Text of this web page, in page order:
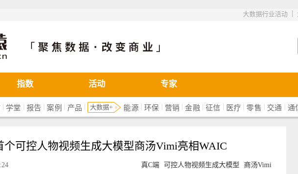
|
大数据行业活动
指数 活动 专家
| 学堂 | 报告 | 案例 | 产品 | 大数据+ 能源 |环保 | 营销 |金融 |征信 | 医疗 | 零售 | 交通 | 通
个可控人物视频生成大模型商汤Vimi亮相WAIC
真C端 可控人物视频生成大模型 商汤Vimi